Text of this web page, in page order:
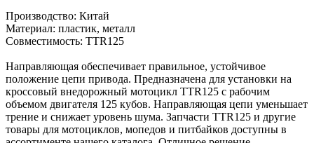
Производство: Китай
Материал: пластик, металл
Совместимость: TTR125
Направляющая обеспечивает правильное, устойчивое
положение цепи привода. Предназначена для установки на
кроссовый внедорожный мотоцикл TTR125 с рабочим
объемом двигателя 125 кубов. Направляющая цепи уменьшает
трение и снижает уровень шума. Запчасти TTR125 и другие
товары для мотоциклов, мопедов и питбайков доступны в